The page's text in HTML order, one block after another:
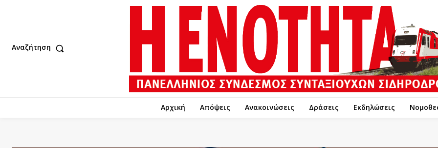
Αναζήτηση
Αρχική Απόψεις Ανακοινώσεις Δράσεις Εκδηλώσεις